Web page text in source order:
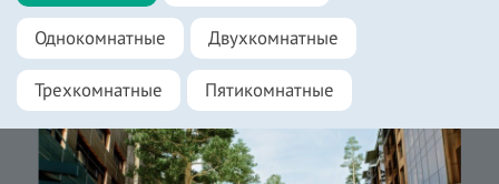
Однокомнатные Двухкомнатные
Трехкомнатные Пятикомнатные